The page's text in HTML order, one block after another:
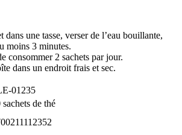
dans une tasse, verser de l’eau bouillante,
moins 3 minutes.
consommer 2 sachets par jour.
dans un endroit frais et sec.
01235
sachets de thé